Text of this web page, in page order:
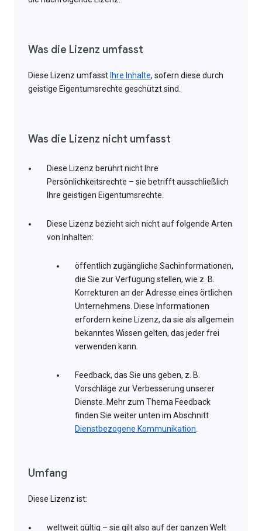
Was die Lizenz umfasst
Diese Lizenz umfasst Ihre Inhalte, sofern diese durch
geistige Eigentumsrechte geschützt sind.
Was die Lizenz nicht umfasst
Diese Lizenz berührt nicht Ihre
Persönlichkeitsrechte – sie betrifft ausschließlich
Ihre geistigen Eigentumsrechte.
Diese Lizenz bezieht sich nicht auf folgende Arten
von Inhalten:
öffentlich zugängliche Sachinformationen,
die Sie zur Verfügung stellen, wie z. B.
Korrekturen an der Adresse eines örtlichen
Unternehmens. Diese Informationen
erfordern keine Lizenz, da sie als allgemein
bekanntes Wissen gelten, das jeder frei
verwenden kann.
Feedback, das Sie uns geben, z. B.
Vorschläge zur Verbesserung unserer
Dienste. Mehr zum Thema Feedback
finden Sie weiter unten im Abschnitt
Dienstbezogene Kommunikation.
Umfang
Diese Lizenz ist:
weltweit gültig – sie gilt also auf der ganzen Welt